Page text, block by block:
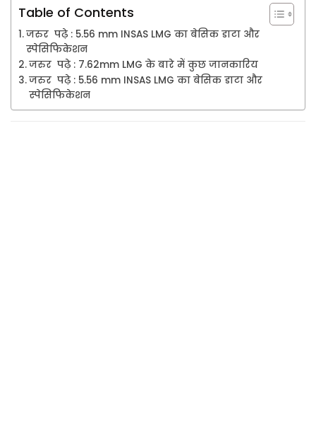
0
2
5
Table of Contents
जरुर पढ़े : 5.56 mm INSAS LMG का बेसिक डाटा और
स्पेसिफिकेशन
जरुर पढ़े : 7.62mm LMG के बारे में कुछ जानकारिय
जरुर पढ़े : 5.56 mm INSAS LMG का बेसिक डाटा और
स्पेसिफिकेशन